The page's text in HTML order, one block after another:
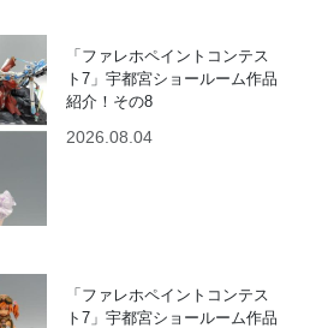
「ファレホペイントコンテス
ト7」宇都宮ショールーム作品
紹介！その8
2026.08.04
「ファレホペイントコンテス
ト7」宇都宮ショールーム作品